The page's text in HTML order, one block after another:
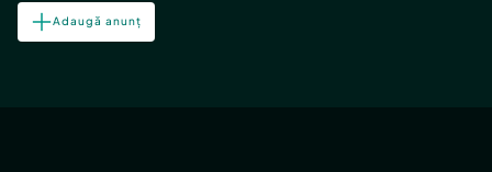
Adaugă anunț